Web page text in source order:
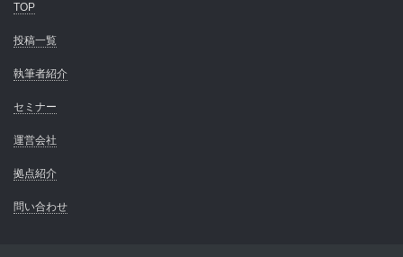
TOP
投稿一覧
執筆者紹介
セミナー
運営会社
拠点紹介
問い合わせ